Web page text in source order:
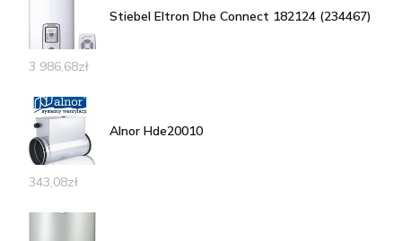
Stiebel Eltron Dhe Connect 182124 (234467)
3 986,68zł
Alnor Hde20010
343,08zł